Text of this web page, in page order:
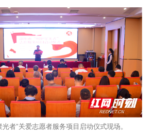
光者”关爱志愿者服务项目启动仪式现场。